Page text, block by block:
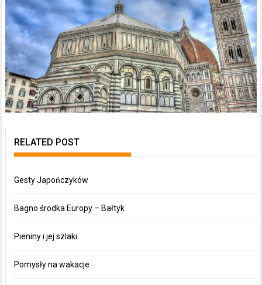
RELATED POST
Gesty Japończyków
Bagno środka Europy – Bałtyk
Pieniny i jej szlaki
Pomysły na wakacje